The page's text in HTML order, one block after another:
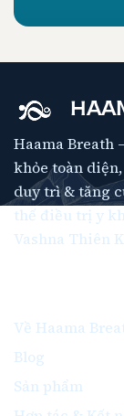
Haama Breath
khỏe toàn
duy trì & tăng
thế điều trị y
Vashna Thiên
Về Haama
Blog
Sản phẩm